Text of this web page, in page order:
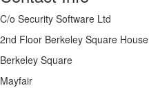
C/o Security Software Ltd
2nd Floor Berkeley Square House
Berkeley Square
Mayfair